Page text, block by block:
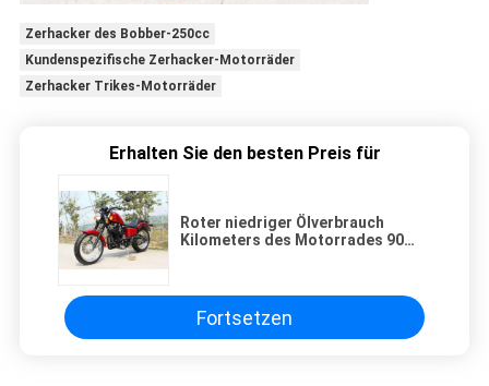
Zerhacker des Bobber-250cc
Kundenspezifische Zerhacker-Motorräder
Zerhacker Trikes-Motorräder
Erhalten Sie den besten Preis für
Roter niedriger Ölverbrauch
Kilometers des Motorrades 90
Fortsetzen